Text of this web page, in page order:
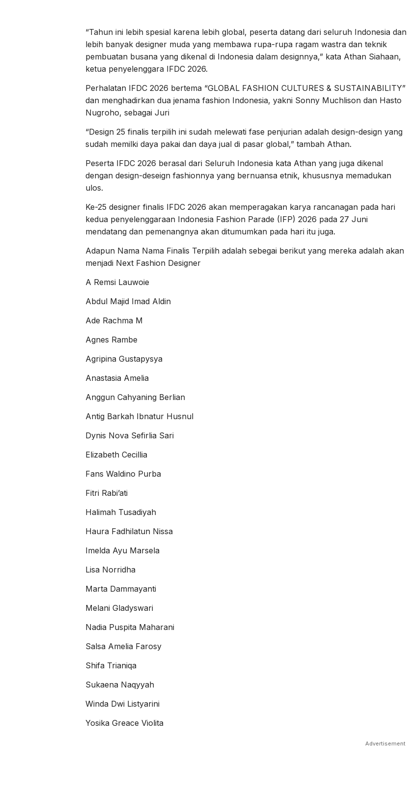
“Tahun ini lebih spesial karena lebih global, peserta datang dari seluruh Indonesia dan
lebih banyak designer muda yang membawa rupa-rupa ragam wastra dan teknik
pembuatan busana yang dikenal di Indonesia dalam designnya,” kata Athan Siahaan,
ketua penyelenggara IFDC 2026.
Perhalatan IFDC 2026 bertema “GLOBAL FASHION CULTURES & SUSTAINABILITY”
dan menghadirkan dua jenama fashion Indonesia, yakni Sonny Muchlison dan Hasto
Nugroho, sebagai Juri
“Design 25 finalis terpilih ini sudah melewati fase penjurian adalah design-design yang
sudah memilki daya pakai dan daya jual di pasar global,” tambah Athan.
Peserta IFDC 2026 berasal dari Seluruh Indonesia kata Athan yang juga dikenal
dengan design-deseign fashionnya yang bernuansa etnik, khususnya memadukan
ulos.
Ke-25 designer finalis IFDC 2026 akan memperagakan karya rancanagan pada hari
kedua penyelenggaraan Indonesia Fashion Parade (IFP) 2026 pada 27 Juni
mendatang dan pemenangnya akan ditumumkan pada hari itu juga.
Adapun Nama Nama Finalis Terpilih adalah sebegai berikut yang mereka adalah akan
menjadi Next Fashion Designer
A Remsi Lauwoie
Abdul Majid Imad Aldin
Ade Rachma M
Agnes Rambe
Agripina Gustapysya
Anastasia Amelia
Anggun Cahyaning Berlian
Antig Barkah Ibnatur Husnul
Dynis Nova Sefirlia Sari
Elizabeth Cecillia
Fans Waldino Purba
Fitri Rabi’ati
Halimah Tusadiyah
Haura Fadhilatun Nissa
Imelda Ayu Marsela
Lisa Norridha
Marta Dammayanti
Melani Gladyswari
Nadia Puspita Maharani
Salsa Amelia Farosy
Shifa Trianiqa
Sukaena Naqyyah
Winda Dwi Listyarini
Yosika Greace Violita
Advertisement